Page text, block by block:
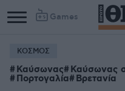
Games
ΚΟΣΜΟΣ
Καύσωνας Καύσωνας
Πορτογαλία Βρετανία